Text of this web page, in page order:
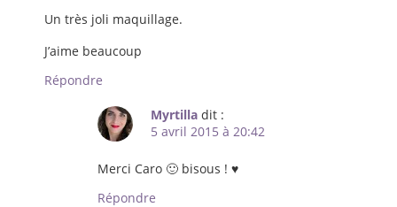
Un très joli maquillage.
J’aime beaucoup
Répondre
Myrtilla dit :
5 avril 2015 à 20:42
Merci Caro 🙂 bisous ! ♥
Répondre